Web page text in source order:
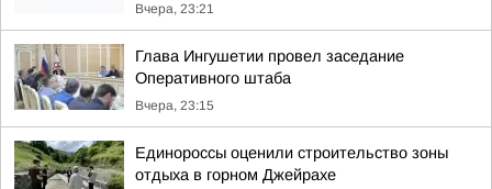
Вчера, 23:21
Глава Ингушетии провел заседание
Оперативного штаба
Вчера, 23:15
Единороссы оценили строительство зоны
отдыха в горном Джейрахе